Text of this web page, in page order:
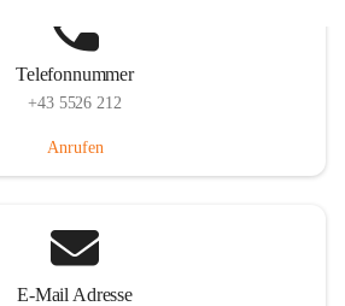
Telefonnummer
+43 5526 212
Anrufen
E-Mail Adresse